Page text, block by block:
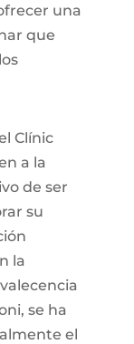
una
que
Clínic
a la
de ser
su
la
se ha
el